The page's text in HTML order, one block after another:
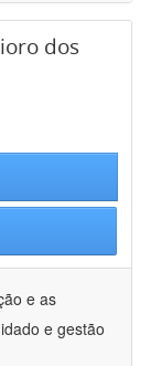
dos
e as
e gestão